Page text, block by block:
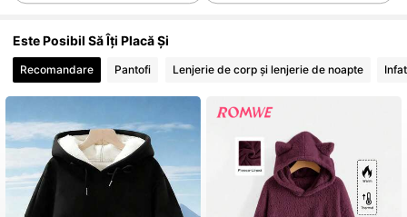
4,66 460K Urmăritori
4,66 460K Urmăritori
460K Urmăritori
Este Posibil Să Îți Placă Și
Recomandare Pantofi Lenjerie de corp și lenjerie de noapte